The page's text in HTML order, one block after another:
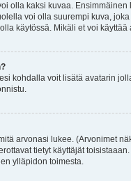
olla kaksi kuvaa.
voi olla suurempi kuva,
käytössä. Mikäli et voi
kohdalla voit lisätä avatarin
arvonasi lukee. (Arvonimet
tietyt käyttäjät
ylläpidon toimesta.